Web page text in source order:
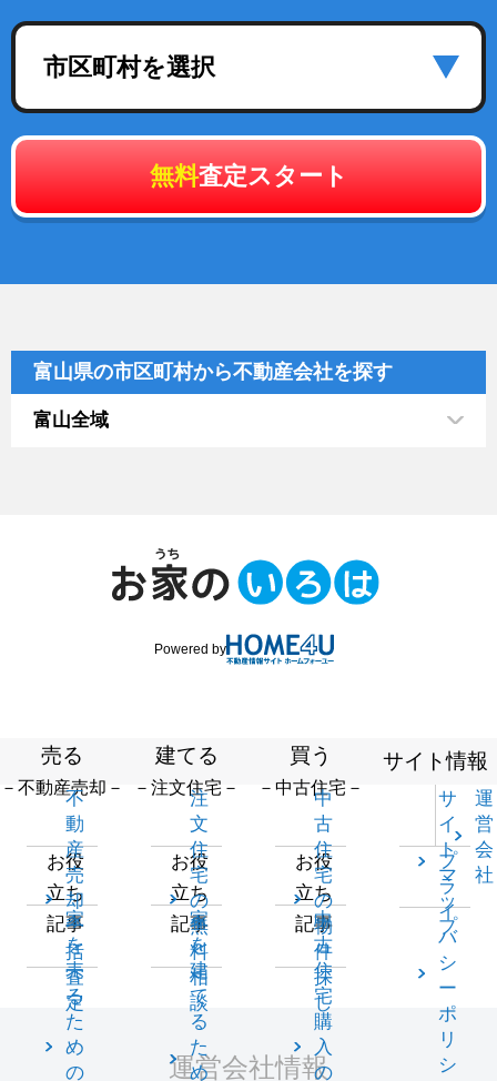
市区町村を選択
無料査定スタート
富山県の市区町村から不動産会社を探す
富山全域
Powered by
売る
－不動産売却－
不
動
産
売
却
一
括
査
定
お役
立ち
記事
家
を
売
る
た
め
の
建てる
－注文住宅－
注
文
住
宅
の
無
料
相
談
お役
立ち
記事
家
を
建
て
る
た
め
買う
－中古住宅－
中
古
住
宅
の
物
件
探
し
お役
立ち
記事
中
古
住
宅
購
入
の
サイト情報
サ
イ
ト
マ
ッ
プ
運
営
会
社
プ
ラ
イ
バ
シ
ー
ポ
リ
シ
運営会社情報